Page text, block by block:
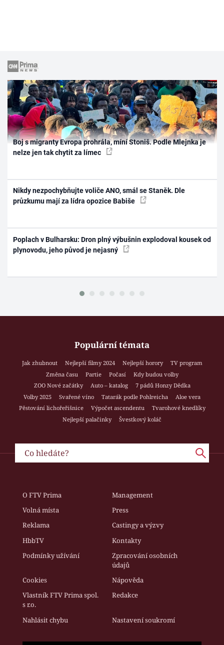
Boj s migranty Evropa prohrála, míní Stoniš. Podle Mlejnka je
nelze jen tak chytit za límec
Nikdy nezpochybňujte voliče ANO, smál se Staněk. Dle
průzkumu mají za lídra opozice Babiše
Poplach v Bulharsku: Dron plný výbušnin explodoval kousek od
plynovodu, jeho původ je nejasný
Populární témata
Jak zhubnout Nejlepší filmy 2024 Nejlepší horory
TV program
Změna času
Partie Počasí
Kdy budou volby
ZOO Nové začátky
Auto – katalog
7 pádů Honzy Dědka
Volby 2025
Svařené víno Tatarák podle Pohlreicha
Aloe vera
Pěstování lichořeřišnice
Výpočet ascendentu
Tvarohové knedlíky
Nejlepší palačinky
Švestkový koláč
O FTV Prima
Management
Volná místa
Press
Reklama
Castingy a výzvy
HbbTV
Kontakty
Podmínky užívání
Zpracování osobních
údajů
Cookies
Nápověda
Vlastník FTV Prima spol.
s r.o.
Redakce
Nahlásit chybu Nastavení soukromí